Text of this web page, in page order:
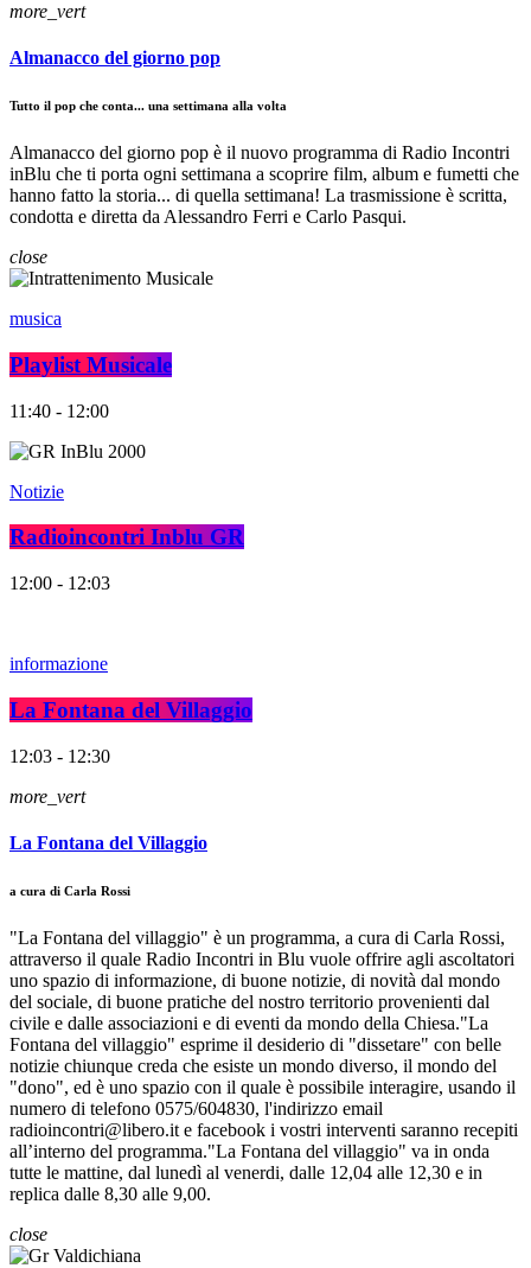
more_vert
Almanacco del giorno pop
Tutto il pop che conta... una settimana alla volta
Almanacco del giorno pop è il nuovo programma di Radio Incontri
inBlu che ti porta ogni settimana a scoprire film, album e fumetti che
hanno fatto la storia... di quella settimana! La trasmissione è scritta,
condotta e diretta da Alessandro Ferri e Carlo Pasqui.
close
musica
Playlist Musicale
11:40 - 12:00
Notizie
Radioincontri Inblu GR
12:00 - 12:03
informazione
La Fontana del Villaggio
12:03 - 12:30
more_vert
La Fontana del Villaggio
a cura di Carla Rossi
"La Fontana del villaggio" è un programma, a cura di Carla Rossi,
attraverso il quale Radio Incontri in Blu vuole offrire agli ascoltatori
uno spazio di informazione, di buone notizie, di novità dal mondo
del sociale, di buone pratiche del nostro territorio provenienti dal
civile e dalle associazioni e di eventi da mondo della Chiesa."La
Fontana del villaggio" esprime il desiderio di "dissetare" con belle
notizie chiunque creda che esiste un mondo diverso, il mondo del
"dono", ed è uno spazio con il quale è possibile interagire, usando il
numero di telefono 0575/604830, l'indirizzo email
radioincontri@libero.it e facebook i vostri interventi saranno recepiti
all’interno del programma."La Fontana del villaggio" va in onda
tutte le mattine, dal lunedì al venerdi, dalle 12,04 alle 12,30 e in
replica dalle 8,30 alle 9,00.
close